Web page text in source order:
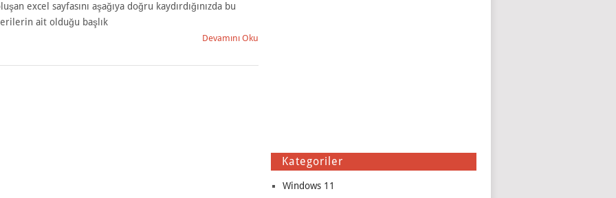
excel sayfasını aşağıya doğru kaydırdığınızda bu
ait olduğu başlık
Devamını Oku
Kategoriler
Windows 11